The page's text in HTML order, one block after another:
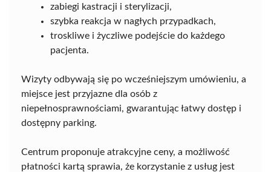
zabiegi kastracji i sterylizacji,
szybka reakcja w nagłych przypadkach,
troskliwe i życzliwe podejście do każdego
pacjenta.
Wizyty odbywają się po wcześniejszym umówieniu, a
miejsce jest przyjazne dla osób z
niepełnosprawnościami, gwarantując łatwy dostęp i
dostępny parking.
Centrum proponuje atrakcyjne ceny, a możliwość
płatności kartą sprawia, że korzystanie z usług jest